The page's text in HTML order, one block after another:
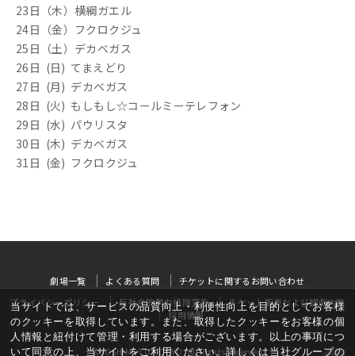
23日（木）横綱ガエル
24日（金）フクロクジュ
25日（土）デカベガス
26日 (日) てまえどり
27日 (月) デカベガス
28日 (火) もしもし☆コールミーテレフォン
29日 (水) パウリスタ
30日 (木) デカベガス
31日 (金) フクロクジュ
当サイトでは、サービスの品質向上・利便性向上を目的としてお客様
のクッキーを取得しています。また、取得したクッキーをお客様の個
人情報と紐付けて管理・利用する場合がございます。以上の事項につ
いて同意の上、当サイトをご利用ください。詳しくは当社グループの
劇場一覧 よくある質問
チケットに関するお問い合わせ
プライバシーポリシー
反社会的勢力排除宣言
チケット販売および観劇約款
採用情報
©YOSHIMOTO KOGYO, All Rights Reserved